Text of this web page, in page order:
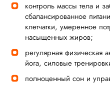
контроль массы тела и
сбалансированное
клетчатки, умеренное
насыщенных жиров;
регулярная физическая
йога, силовые
полноценный сон и